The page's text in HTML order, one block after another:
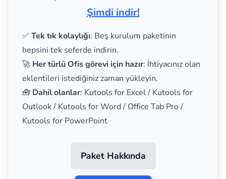
Şimdi indir!
✅ Tek tık kolaylığı: Beş kurulum paketinin
hepsini tek seferde indirin.
🚀 Her türlü Ofis görevi için hazır: İhtiyacınız olan
eklentileri istediğiniz zaman yükleyin.
🧰 Dahil olanlar: Kutools for Excel / Kutools for
Outlook / Kutools for Word / Office Tab Pro /
Kutools for PowerPoint
Paket Hakkında